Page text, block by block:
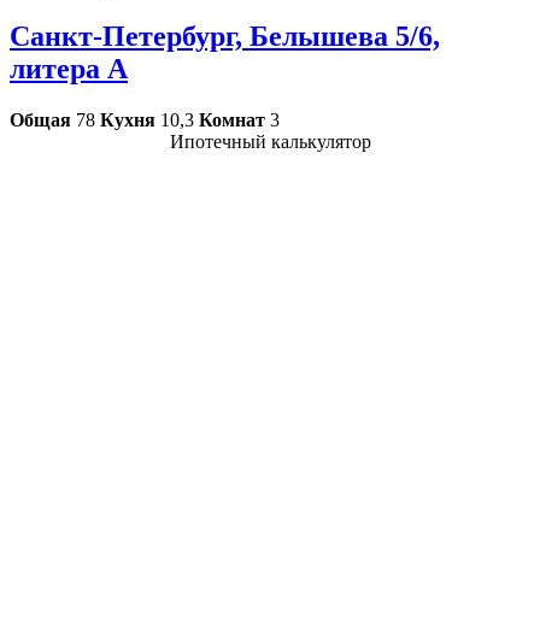
Санкт-Петербург, Белышева 5/6,
литера А
Общая 78 Кухня 10,3 Комнат 3
Ипотечный калькулятор